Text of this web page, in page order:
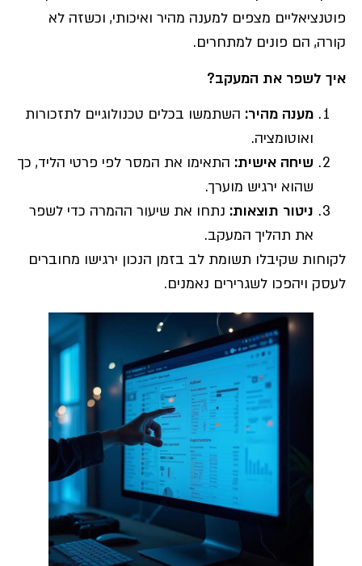
פוטנציאליים מצפים למענה מהיר ואיכותי, וכשזה לא
קורה, הם פונים למתחרים.
איך לשפר את המעקב?
מענה מהיר: השתמשו בכלים טכנולוגיים לתזכורות
ואוטומציה.
שיחה אישית: התאימו את המסר לפי פרטי הליד, כך
שהוא ירגיש מוערך.
ניטור תוצאות: נתחו את שיעור ההמרה כדי לשפר
את תהליך המעקב.
לקוחות שקיבלו תשומת לב בזמן הנכון ירגישו מחוברים
לעסק ויהפכו לשגרירים נאמנים.